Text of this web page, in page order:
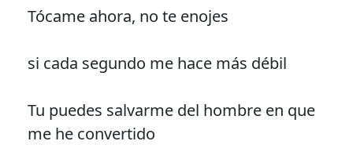
Tócame ahora, no te enojes
si cada segundo me hace más débil
Tu puedes salvarme del hombre en que
me he convertido